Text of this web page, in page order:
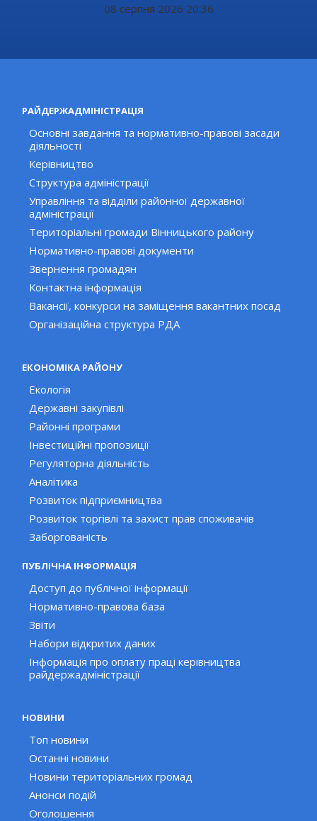
08 серпня 2026 20:36
РАЙДЕРЖАДМІНІСТРАЦІЯ
Основні завдання та нормативно-правові засади
діяльності
Керівництво
Структура адміністрації
Управління та відділи районної державної
адміністрації
Територіальні громади Вінницького району
Нормативно-правові документи
Звернення громадян
Контактна інформація
Вакансії, конкурси на заміщення вакантних посад
Організаційна структура РДА
ЕКОНОМІКА РАЙОНУ
Екологія
Державні закупівлі
Районні програми
Інвестиційні пропозиції
Регуляторна діяльність
Аналітика
Розвиток підприємництва
Розвиток торгівлі та захист прав споживачів
Заборгованість
ПУБЛІЧНА ІНФОРМАЦІЯ
Доступ до публічної інформації
Нормативно-правова база
Звіти
Набори відкритих даних
Інформація про оплату праці керівництва
райдержадміністрації
НОВИНИ
Топ новини
Останні новини
Новини територіальних громад
Анонси подій
Оголошення